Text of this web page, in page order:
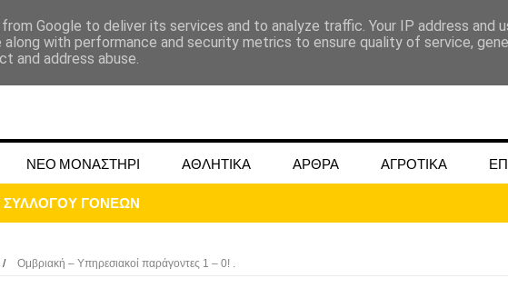
ΝΕΟ ΜΟΝΑΣΤΗΡΙ ΑΘΛΗΤΙΚΑ ΑΡΘΡΑ ΑΓΡΟΤΙΚΑ
ΓΟΝΕΩΝ
2025
/ Ομβριακή – Υπηρεσιακοί παράγοντες 1 – 0! .
Google to deliver its services and to analyze traffic. Your IP address and
along with performance and security metrics to ensure quality of service,
and address abuse.